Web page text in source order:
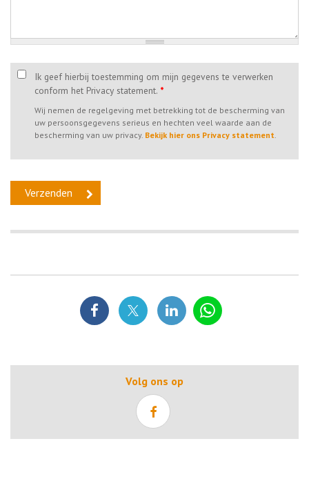
Ik geef hierbij toestemming om mijn gegevens te verwerken
conform het Privacy statement. *
Wij nemen de regelgeving met betrekking tot de bescherming van
uw persoonsgegevens serieus en hechten veel waarde aan de
bescherming van uw privacy. Bekijk hier ons Privacy statement
Volg ons op